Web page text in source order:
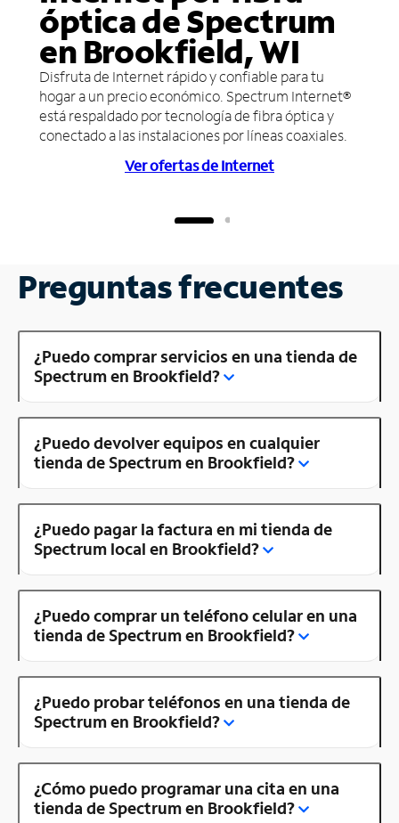
óptica de Spectrum
en Brookfield, WI
Disfruta de Internet rápido y confiable para tu
hogar a un precio económico. Spectrum Internet®
está respaldado por tecnología de fibra óptica y
conectado a las instalaciones por líneas coaxiales.
Ver ofertas de Internet
Preguntas frecuentes
¿Puedo comprar servicios en una tienda de
Spectrum en Brookfield?
¿Puedo devolver equipos en cualquier
tienda de Spectrum en Brookfield?
¿Puedo pagar la factura en mi tienda de
Spectrum local en Brookfield?
¿Puedo comprar un teléfono celular en una
tienda de Spectrum en Brookfield?
¿Puedo probar teléfonos en una tienda de
Spectrum en Brookfield?
¿Cómo puedo programar una cita en una
tienda de Spectrum en Brookfield?